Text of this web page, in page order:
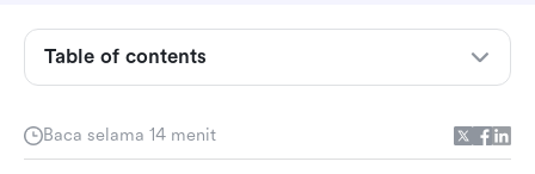
Baca selama 14 menit
Table of contents
Apa sebenarnya manajemen proyek Perusahaan
itu?